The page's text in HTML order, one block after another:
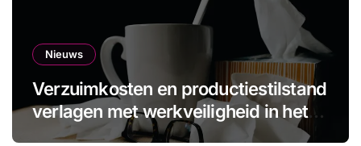
Nieuws
Verzuimkosten en productiestilstand
verlagen met werkveiligheid in het
MKB